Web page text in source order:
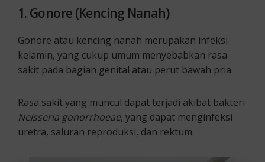
1. Gonore (Kencing Nanah)
Gonore atau kencing nanah merupakan infeksi
kelamin, yang cukup umum menyebabkan rasa
sakit pada bagian genital atau perut bawah pria.
Rasa sakit yang muncul dapat terjadi akibat bakteri
Neisseria gonorrhoeae, yang dapat menginfeksi
uretra, saluran reproduksi, dan rektum.